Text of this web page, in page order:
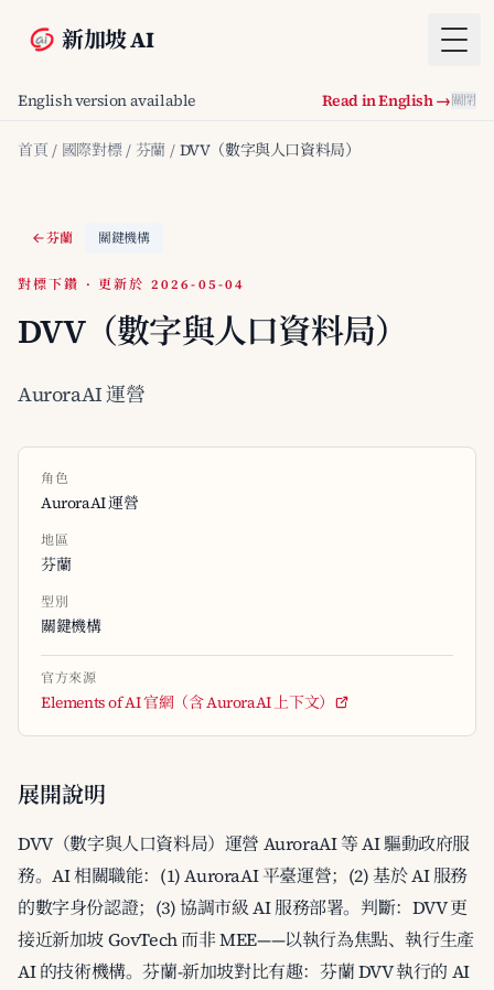
新加坡 AI
English version available Read in English →關閉
首頁 / 國際對標 / 芬蘭 / DVV（數字與人口資料局）
芬蘭 關鍵機構
對標下鑽 · 更新於 2026-05-04
DVV（數字與人口資料局）
AuroraAI 運營
角色
AuroraAI 運營
地區
芬蘭
型別
關鍵機構
官方來源
Elements of AI 官網（含 AuroraAI 上下文）
展開說明
DVV（數字與人口資料局）運營 AuroraAI 等 AI 驅動政府服
務。AI 相關職能：(1) AuroraAI 平臺運營；(2) 基於 AI 服務
的數字身份認證；(3) 協調市級 AI 服務部署。判斷：DVV 更
接近新加坡 GovTech 而非 MEE——以執行為焦點、執行生產
AI 的技術機構。芬蘭-新加坡對比有趣：芬蘭 DVV 執行的 AI